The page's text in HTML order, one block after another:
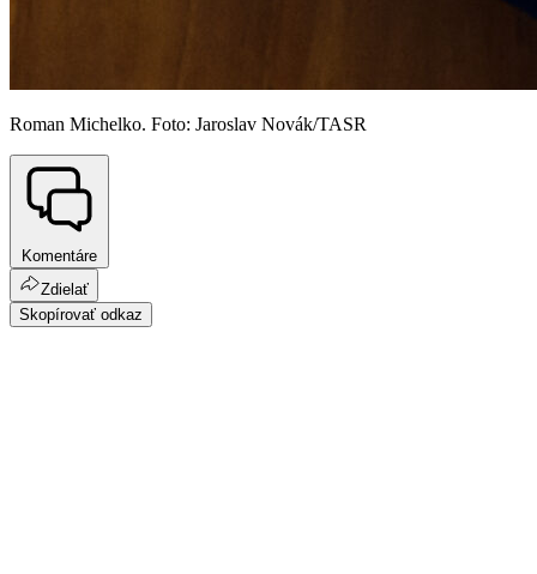
Roman Michelko. Foto: Jaroslav Novák/TASR
Komentáre
Zdielať
Skopírovať odkaz